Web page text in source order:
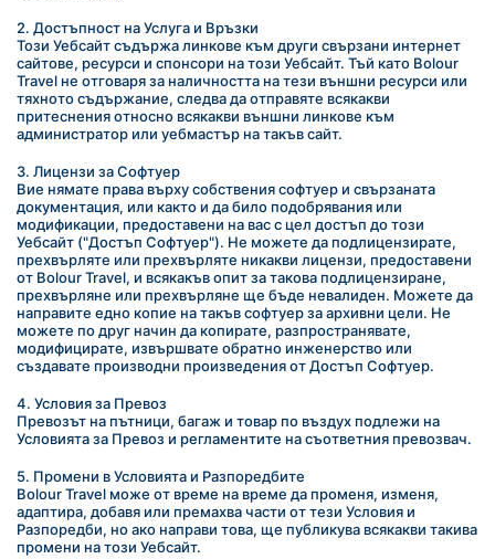
2. Достъпност на Услуга и Връзки
Този Уебсайт съдържа линкове към други свързани интернет
сайтове, ресурси и спонсори на този Уебсайт. Тъй като Bolour
Travel не отговаря за наличността на тези външни ресурси или
тяхното съдържание, следва да отправяте всякакви
притеснения относно всякакви външни линкове към
администратор или уебмастър на такъв сайт.
3. Лицензи за Софтуер
Вие нямате права върху собствения софтуер и свързаната
документация, или както и да било подобрявания или
модификации, предоставени на вас с цел достъп до този
Уебсайт ("Достъп Софтуер"). Не можете да подлицензирате,
прехвърляте или прехвърляте никакви лицензи, предоставени
от Bolour Travel, и всякакъв опит за такова подлицензиране,
прехвърляне или прехвърляне ще бъде невалиден. Можете да
направите едно копие на такъв софтуер за архивни цели. Не
можете по друг начин да копирате, разпространявате,
модифицирате, извършвате обратно инженерство или
създавате производни произведения от Достъп Софтуер.
4. Условия за Превоз
Превозът на пътници, багаж и товар по въздух подлежи на
Условията за Превоз и регламентите на съответния превозвач.
5. Промени в Условията и Разпоредбите
Bolour Travel може от време на време да променя, изменя,
адаптира, добавя или премахва части от тези Условия и
Разпоредби, но ако направи това, ще публикува всякакви такива
промени на този Уебсайт.